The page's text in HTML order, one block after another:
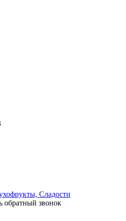
обратный звонок